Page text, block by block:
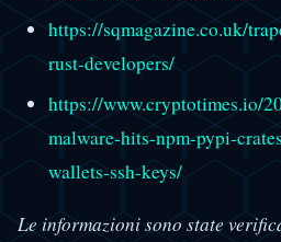
https://sqmagazine.co.uk/
rust-developers/
https://www.cryptotimes.io/
malware-hits-npm-pypi-
wallets-ssh-keys/
Le informazioni sono state